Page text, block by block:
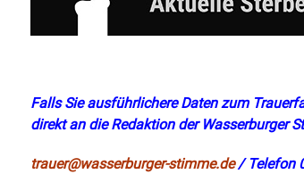
Falls Sie ausführlichere Daten zum
direkt an die Redaktion der Wasserburger
trauer@wasserburger-stimme.de/ Telefon